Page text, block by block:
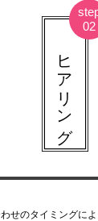
ヒアリング
せのタイミングに